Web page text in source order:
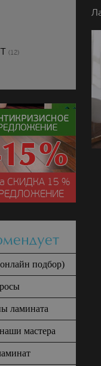
(12)
СКИДКА15 %
подбор)
ламината
мастера